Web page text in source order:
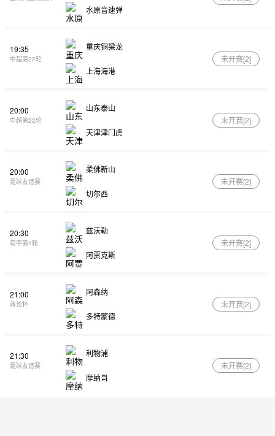
水原音速弹
19:35
中超第22轮
重庆铜梁龙
上海海港
未开赛[2]
20:00
中超第22轮
山东泰山
天津津门虎
未开赛[2]
20:00
足球友谊赛
柔佛新山
切尔西
未开赛[2]
20:30
荷甲第1轮
兹沃勒
阿贾克斯
未开赛[2]
21:00
酋长杯
阿森纳
多特蒙德
未开赛[2]
21:30
足球友谊赛
利物浦
摩纳哥
未开赛[2]